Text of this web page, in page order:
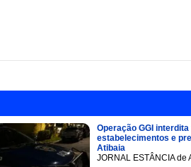
Operação GGI interdita
estabelecimentos e
Atibaia
JORNAL ESTÂNCIA de